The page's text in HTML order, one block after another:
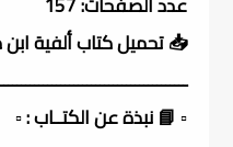
📥 تحميل كتاب ألفية
▫️ 📘 نبذة عن الكتــاب : ▫️